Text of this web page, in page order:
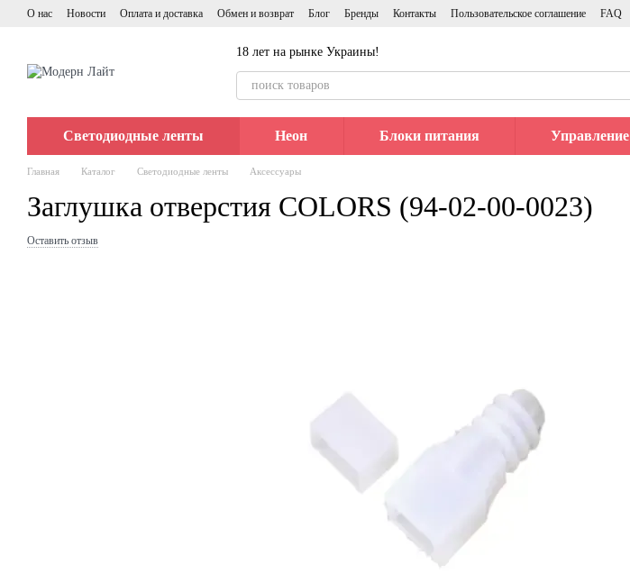
Перейти к основному контенту
О нас Новости Оплата и доставка Обмен и возврат Блог Бренды Контакты Пользовательское соглашение FAQ
18 лет на рынке Украины!
Светодиодные ленты Неон Блоки питания Управление
Главная Каталог Светодиодные ленты Аксессуары
Заглушка отверстия COLORS (94-02-00-0023)
Оставить отзыв